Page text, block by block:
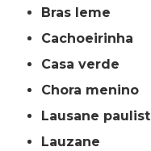
bras leme
cachoeirinha
casa verde
chora menino
lausane
lauzane